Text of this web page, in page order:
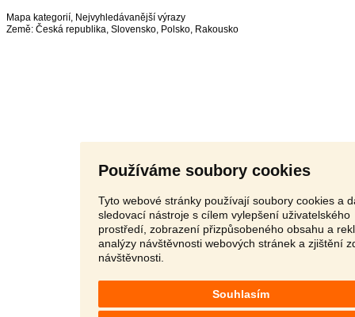
Používáme soubory cookies
Tyto webové stránky používají soubory cookies a
sledovací nástroje s cílem vylepšení uživatelského
prostředí, zobrazení přizpůsobeného obsahu a
analýzy návštěvnosti webových stránek a zjištění
návštěvnosti.
Souhlasím
Mapa kategorií, Nejvyhledávanější výrazy
Země: Česká republika, Slovensko, Polsko, Rakousko